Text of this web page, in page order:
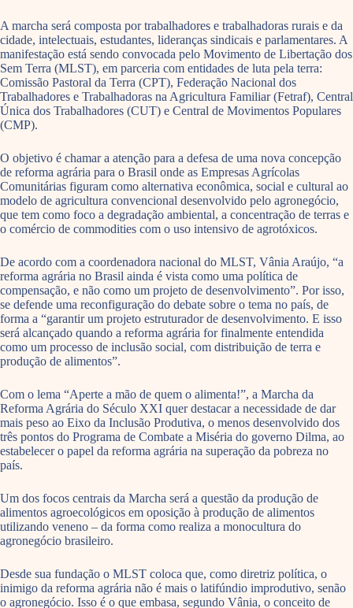
A marcha será composta por trabalhadores e trabalhadoras rurais e da
cidade, intelectuais, estudantes, lideranças sindicais e parlamentares. A
manifestação está sendo convocada pelo Movimento de Libertação dos
Sem Terra (MLST), em parceria com entidades de luta pela terra:
Comissão Pastoral da Terra (CPT), Federação Nacional dos
Trabalhadores e Trabalhadoras na Agricultura Familiar (Fetraf), Central
Única dos Trabalhadores (CUT) e Central de Movimentos Populares
(CMP).
O objetivo é chamar a atenção para a defesa de uma nova concepção
de reforma agrária para o Brasil onde as Empresas Agrícolas
Comunitárias figuram como alternativa econômica, social e cultural ao
modelo de agricultura convencional desenvolvido pelo agronegócio,
que tem como foco a degradação ambiental, a concentração de terras e
o comércio de commodities com o uso intensivo de agrotóxicos.
De acordo com a coordenadora nacional do MLST, Vânia Araújo, “a
reforma agrária no Brasil ainda é vista como uma política de
compensação, e não como um projeto de desenvolvimento”. Por isso,
se defende uma reconfiguração do debate sobre o tema no país, de
forma a “garantir um projeto estruturador de desenvolvimento. E isso
será alcançado quando a reforma agrária for finalmente entendida
como um processo de inclusão social, com distribuição de terra e
produção de alimentos”.
Com o lema “Aperte a mão de quem o alimenta!”, a Marcha da
Reforma Agrária do Século XXI quer destacar a necessidade de dar
mais peso ao Eixo da Inclusão Produtiva, o menos desenvolvido dos
três pontos do Programa de Combate a Miséria do governo Dilma, ao
estabelecer o papel da reforma agrária na superação da pobreza no
país.
Um dos focos centrais da Marcha será a questão da produção de
alimentos agroecológicos em oposição à produção de alimentos
utilizando veneno – da forma como realiza a monocultura do
agronegócio brasileiro.
Desde sua fundação o MLST coloca que, como diretriz política, o
inimigo da reforma agrária não é mais o latifúndio improdutivo, senão
o agronegócio. Isso é o que embasa, segundo Vânia, o conceito de